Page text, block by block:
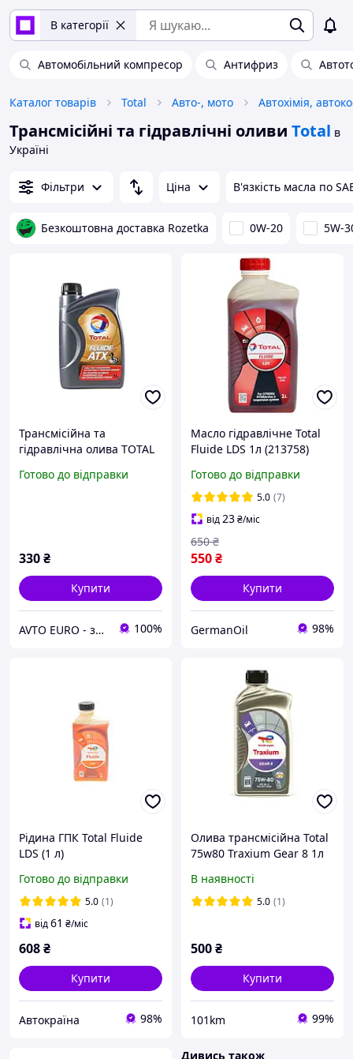
В категорії
Автомобільний компресор Антифриз
Каталог товарів Total Авто-, мото
Трансмісійні та гідравлічні оливи Total в
Україні
Фільтри Ціна В'язкість масла по
Безкоштовна доставка Rozetka 0W-20 5W-
Трансмісійна та
гідравлічна олива TOTAL
Готово до відправки
330₴
Купити
AVTO EURO - запчастини та автомобільні товари 100%
Масло гідравлічне Total
Fluide LDS 1л (213758)
Готово до відправки
5.0 (7)
від23₴/міс
550₴
650 ₴
Купити
GermanOil 98%
Рідина ГПК Total Fluide
LDS (1 л)
Готово до відправки
5.0 (1)
від61 ₴/міс
608₴
Купити
Автокраїна 98%
Олива трансмісійна Total
75w80 Traxium Gear 8 1л
В наявності
5.0 (1)
500₴
Купити
101km 99%
Дивись також